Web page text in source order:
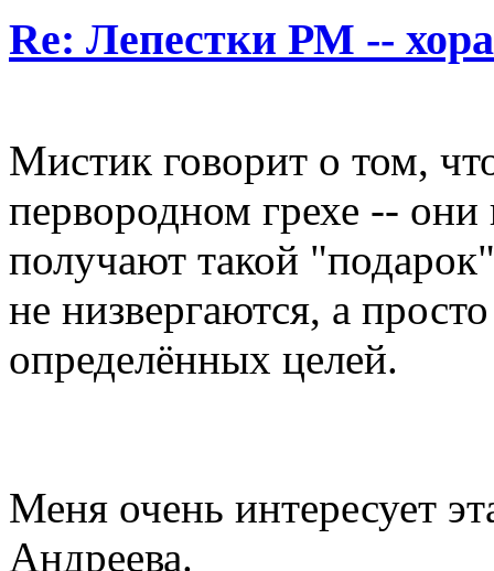
Re: Лепестки РМ --
Мистик говорит о том,
первородном грехе --
получают такой
не низвергаются, а
определённых целей.
Меня очень интересует
Андреева.